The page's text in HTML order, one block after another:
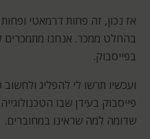
אז נכון, זה פחות דרמאטי
בהחלט ממכר. אנחנו מתמכרים
בפייסבוק.
ועכשיו תרשו לי להפליג
פייסבוק בעידן שבו
שדומה למה שראינו במחוברים.